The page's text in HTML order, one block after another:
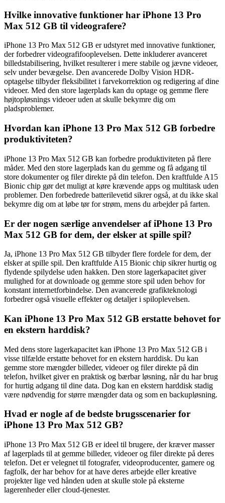
Hvilke innovative funktioner har iPhone 13 Pro
Max 512 GB til videografere?
iPhone 13 Pro Max 512 GB er udstyret med innovative funktioner,
der forbedrer videografifooplevelsen. Dette inkluderer avanceret
billedstabilisering, hvilket resulterer i mere stabile og jævne videoer,
selv under bevægelse. Den avancerede Dolby Vision HDR-
optagelse tilbyder fleksibilitet i farvekorrektion og redigering af dine
videoer. Med den store lagerplads kan du optage og gemme flere
højtopløsnings videoer uden at skulle bekymre dig om
pladsproblemer.
Hvordan kan iPhone 13 Pro Max 512 GB forbedre
produktiviteten?
iPhone 13 Pro Max 512 GB kan forbedre produktiviteten på flere
måder. Med den store lagerplads kan du gemme og få adgang til
store dokumenter og filer direkte på din telefon. Den kraftfulde A15
Bionic chip gør det muligt at køre krævende apps og multitask uden
problemer. Den forbedrede batterilevetid sikrer også, at du ikke skal
bekymre dig om at løbe tør for strøm, mens du arbejder på farten.
Er der nogen særlige anvendelser af iPhone 13 Pro
Max 512 GB for dem, der elsker at spille spil?
Ja, iPhone 13 Pro Max 512 GB tilbyder flere fordele for dem, der
elsker at spille spil. Den kraftfulde A15 Bionic chip sikrer hurtig og
flydende spilydelse uden hakken. Den store lagerkapacitet giver
mulighed for at downloade og gemme store spil uden behov for
konstant internetforbindelse. Den avancerede grafikteknologi
forbedrer også visuelle effekter og detaljer i spiloplevelsen.
Kan iPhone 13 Pro Max 512 GB erstatte behovet for
en ekstern harddisk?
Med dens store lagerkapacitet kan iPhone 13 Pro Max 512 GB i
visse tilfælde erstatte behovet for en ekstern harddisk. Du kan
gemme store mængder billeder, videoer og filer direkte på din
telefon, hvilket giver en praktisk og bærbar løsning, når du har brug
for hurtig adgang til dine data. Dog kan en ekstern harddisk stadig
være nødvendig for større mængder data og som en backupløsning.
Hvad er nogle af de bedste brugsscenarier for
iPhone 13 Pro Max 512 GB?
iPhone 13 Pro Max 512 GB er ideel til brugere, der kræver masser
af lagerplads til at gemme billeder, videoer og filer direkte på deres
telefon. Det er velegnet til fotografer, videoproducenter, gamere og
fagfolk, der har behov for at have deres arbejde eller kreative
projekter lige ved hånden uden at skulle stole på eksterne
lagerenheder eller cloud-tjenester.